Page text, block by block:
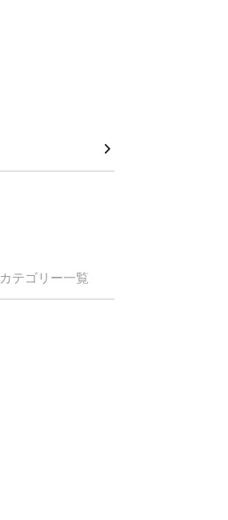
カテゴリー一覧